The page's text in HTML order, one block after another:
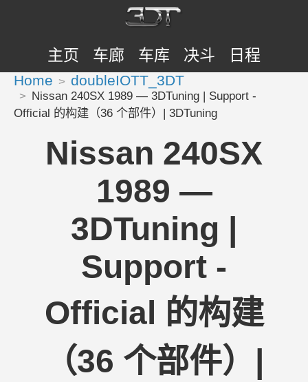
主页 车廊 车库 决斗 日程
Home doubleIOTT_3DT
Nissan 240SX 1989 — 3DTuning | Support -
Official 的构建（36 个部件）| 3DTuning
Nissan 240SX
1989 —
3DTuning |
Support -
Official 的构建
（36 个部件）|